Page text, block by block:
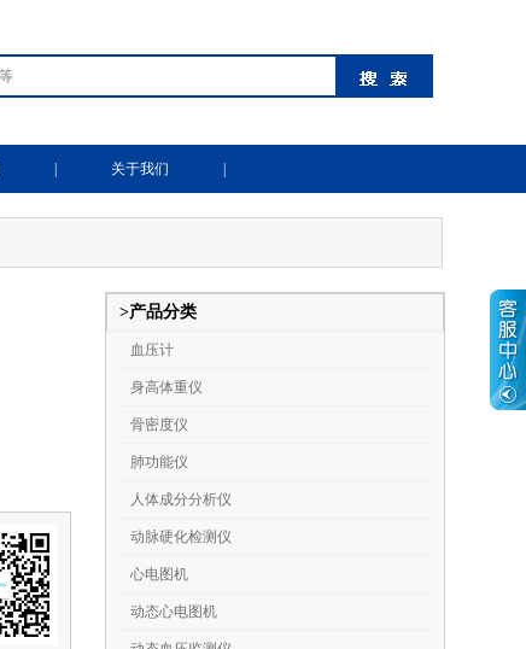
关于我们
>产品分类
血压计
身高体重仪
骨密度仪
肺功能仪
人体成分分析仪
动脉硬化检测仪
心电图机
动态心电图机